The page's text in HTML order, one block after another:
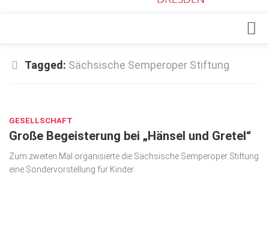
Top Gesundheitsforum Dresden / Ostsachsen
Geschäft
gesund & schön
Gesellschaft
Tagged: Sächsische Semperoper Stiftung
GESELLSCHAFT
Große Begeisterung bei „Hänsel und Gretel“
Zum zweiten Mal organisierte die Sächsische Semperoper Stiftung
eine Sondervorstellung für Kinder.